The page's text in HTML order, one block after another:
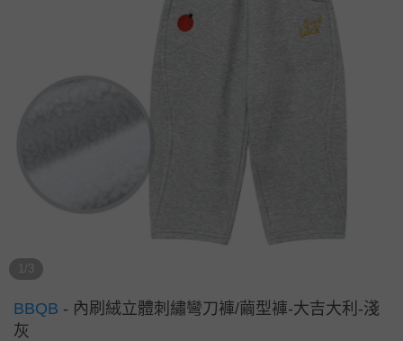
1/3
BBQB - 內刷絨立體刺繡彎刀褲/繭型褲-大吉大利-淺
灰